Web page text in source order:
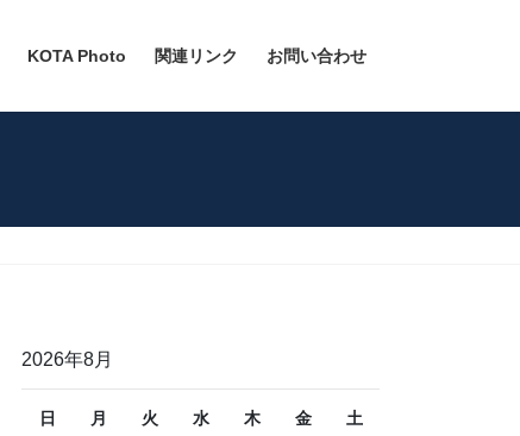
KOTA Photo 関連リンク お問い合わせ
2026年8月
日 月 火 水 木 金 土